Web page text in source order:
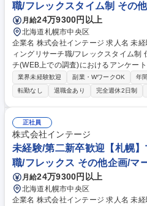
職/フレックスタイム制 その
月給24万9300円以上
北海道札幌市中央区
企業名 株式会社インテージ 求人名 未経験/第二新卒歓迎【札幌】マーケテ
ィングリサーチ職/フレックスタイム制 仕事の内容 インターネットリサー
チ(WEB上での調査)におけるアンケー
なるモニター(アンケート回答者)の抽
頼メールの配信、回答の集計をご担当頂きます。 【具体的
アンケート内容の原案は東京の企画部
リューム、言い回しなどの細部をつめ
の業務をチェックしながら作成するた
出し合って進める面白さややりがいが
る場合もございます。今後、顧客と直
集職種 未経験/第二新卒歓迎【札幌】マ
スタイム制
業界未経験歓迎 副業・WワークOK 年
転勤なし
退職金あり 完全週休2日制
正社員
株式会社インテージ
未経験/第二新卒歓迎【札幌
職/フレックス その他企画/マ
月給24万9300円以上
北海道札幌市中央区
企業名 株式会社インテージ 求人名 未経験/第二新卒歓迎【札幌】マーケテ